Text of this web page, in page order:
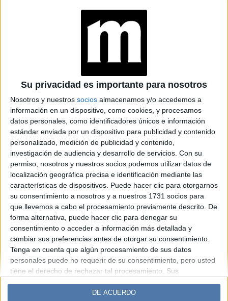
Su privacidad es importante para nosotros
Nosotros y nuestros socios almacenamos y/o accedemos a
información en un dispositivo, como cookies, y procesamos
datos personales, como identificadores únicos e información
estándar enviada por un dispositivo para publicidad y contenido
personalizado, medición de publicidad y contenido,
investigación de audiencia y desarrollo de servicios. Con su
permiso, nosotros y nuestros socios podemos utilizar datos de
localización geográfica precisa e identificación mediante las
características de dispositivos. Puede hacer clic para otorgarnos
su consentimiento a nosotros y a nuestros 1731 socios para
que llevemos a cabo el procesamiento previamente descrito. De
forma alternativa, puede hacer clic para denegar su
consentimiento o acceder a información más detallada y
cambiar sus preferencias antes de otorgar su consentimiento.
Tenga en cuenta que algún procesamiento de sus datos
personales puede no requerir de su consentimiento, pero usted
tiene el derecho de rechazar tal procesamiento. Sus
sus preferencias o retirar su consentimiento en cualquier
DE ACUERDO
8 ejercicios sencillos para
fortalecer glúteos y
abdominales con bandas
elásticas
Espacio Publicitario
Diario Perfil Caras Noticias
Fortuna
Hombre
Weekend Parabrisas
Supercampo
Lunateen